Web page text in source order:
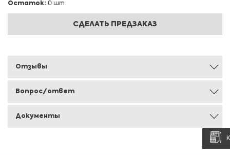
Остаток: 0 шт
СДЕЛАТЬ ПРЕДЗАКАЗ
Отзывы
Вопрос/ответ
Документы